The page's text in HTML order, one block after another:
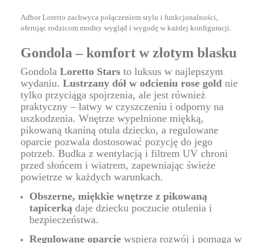
Adbor Loretto zachwyca połączeniem stylu i funkcjonalności,
oferując rodzicom modny wygląd i wygodę w każdej konfiguracji.
Gondola – komfort w złotym blasku
Gondola Loretto Stars to luksus w najlepszym
wydaniu. Lustrzany dół w odcieniu rose gold nie
tylko przyciąga spojrzenia, ale jest również
praktyczny – łatwy w czyszczeniu i odporny na
uszkodzenia. Wnętrze wypełnione miękką,
pikowaną tkaniną otula dziecko, a regulowane
oparcie pozwala dostosować pozycję do jego
potrzeb. Budka z wentylacją i filtrem UV chroni
przed słońcem i wiatrem, zapewniając świeże
powietrze w każdych warunkach.
Obszerne, miękkie wnętrze z pikowaną
tapicerką daje dziecku poczucie otulenia i
bezpieczeństwa.
Regulowane oparcie wspiera rozwój i pomaga w